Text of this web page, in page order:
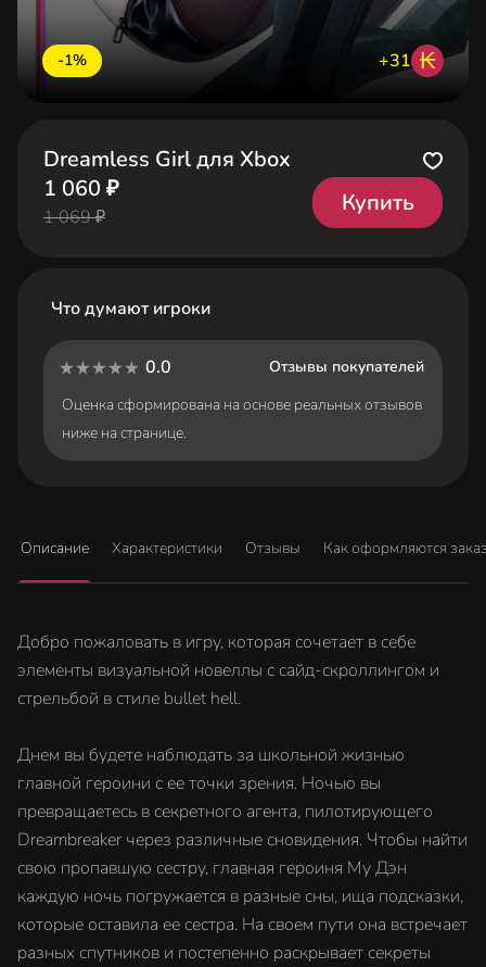
-1% +31 ₭
Dreamless Girl для Xbox
1 060 ₽
1 069 ₽
Купить
Что думают игроки
0.0
Отзывы покупателей
Оценка сформирована на основе реальных отзывов
ниже на странице.
Описание Характеристики Отзывы Как оформляются
Добро пожаловать в игру, которая сочетает в себе
элементы визуальной новеллы с сайд-скроллингом и
стрельбой в стиле bullet hell.
Днем вы будете наблюдать за школьной жизнью
главной героини с ее точки зрения. Ночью вы
превращаетесь в секретного агента, пилотирующего
Dreambreaker через различные сновидения. Чтобы найти
свою пропавшую сестру, главная героиня Му Дэн
каждую ночь погружается в разные сны, ища подсказки,
которые оставила ее сестра. На своем пути она встречает
разных спутников и постепенно раскрывает секреты